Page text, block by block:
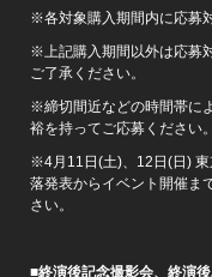
※各対象購入期間内に応募
※上記購入期間以外は応募
ご了承ください。
※締切間近などの時間帯に
裕を持ってご応募ください。
※4月11日(土)、12日(日) 東
落発表からイベント開催ま
さい。
■終演後記念撮影会、終演